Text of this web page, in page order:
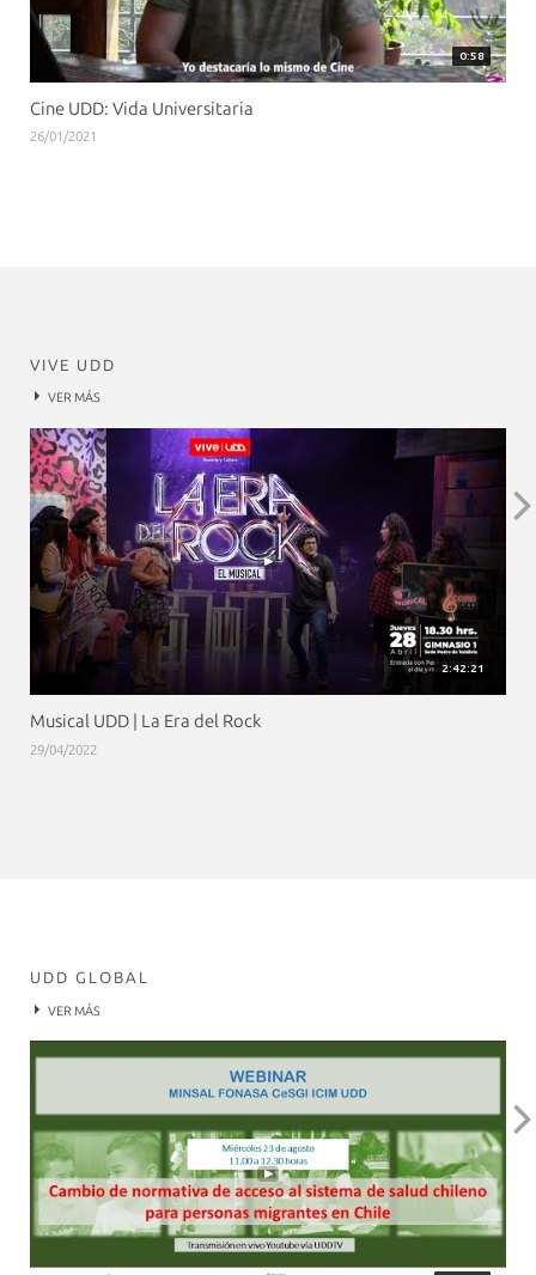
0:58
Cine UDD: Vida Universitaria
26/01/2021
VIVE UDD
VER MÁS
2:42:21
Musical UDD | La Era del Rock
29/04/2022
UDD GLOBAL
VER MÁS